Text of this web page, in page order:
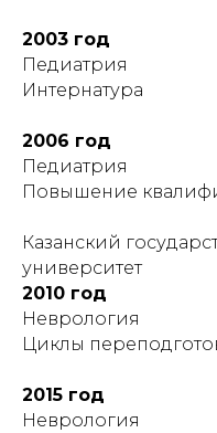
2003 год
Педиатрия
Интернатура
2006 год
Педиатрия
Повышение
Казанский
университет
2010 год
Неврология
Циклы
2015 год
Неврология